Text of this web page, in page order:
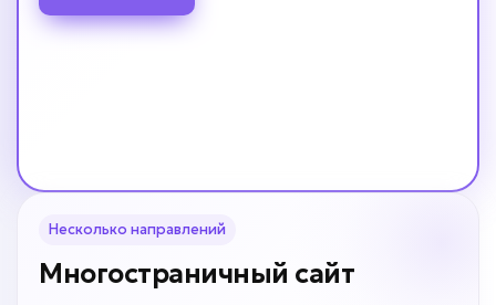
Несколько направлений
Многостраничный сайт